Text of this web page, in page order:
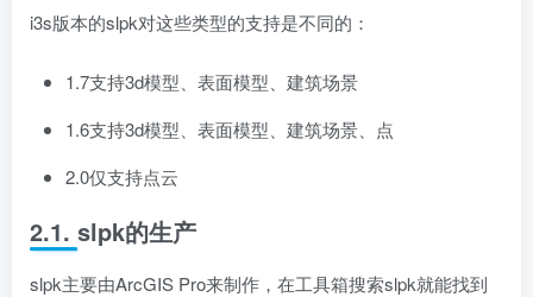
i3s版本的slpk对这些类型的支持是不同的：
1.7支持3d模型、表面模型、建筑场景
1.6支持3d模型、表面模型、建筑场景、点
2.0仅支持点云
2.1. slpk的生产
slpk主要由ArcGIS Pro来制作，在工具箱搜索slpk就能找到